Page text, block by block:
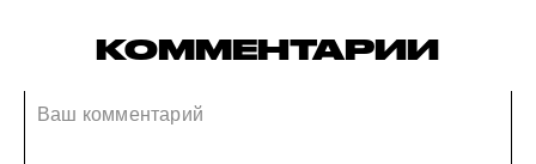
КОММЕНТАРИИ